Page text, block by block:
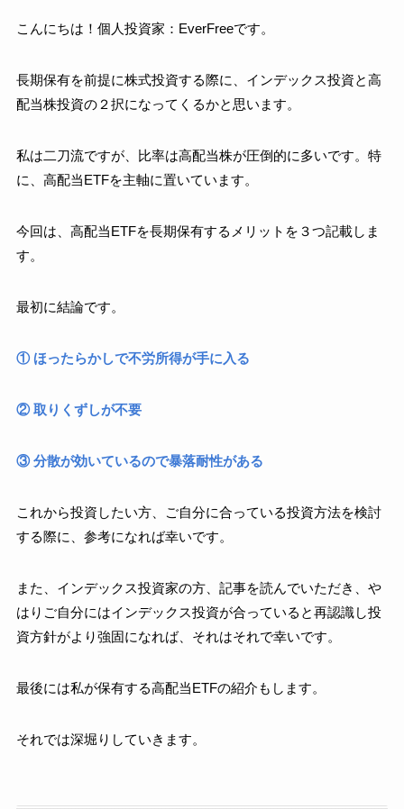
こんにちは！個人投資家：EverFreeです。
長期保有を前提に株式投資する際に、インデックス投資と高
配当株投資の２択になってくるかと思います。
私は二刀流ですが、比率は高配当株が圧倒的に多いです。特
に、高配当ETFを主軸に置いています。
今回は、高配当ETFを長期保有するメリットを３つ記載しま
す。
最初に結論です。
① ほったらかしで不労所得が手に入る
② 取りくずしが不要
③ 分散が効いているので暴落耐性がある
これから投資したい方、ご自分に合っている投資方法を検討
する際に、参考になれば幸いです。
また、インデックス投資家の方、記事を読んでいただき、や
はりご自分にはインデックス投資が合っていると再認識し投
資方針がより強固になれば、それはそれで幸いです。
最後には私が保有する高配当ETFの紹介もします。
それでは深堀りしていきます。